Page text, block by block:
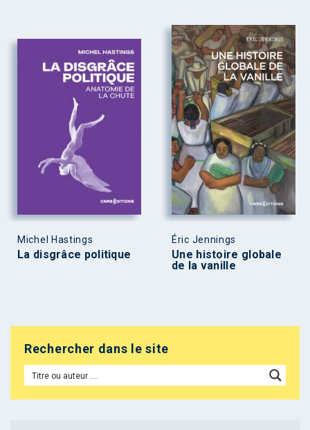
Michel Hastings
La disgrâce politique
Éric Jennings
Une histoire globale
de la vanille
Rechercher dans le site